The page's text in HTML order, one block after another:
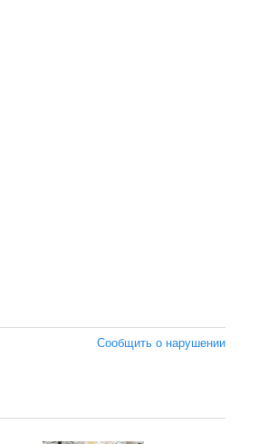
Сообщить о нарушении